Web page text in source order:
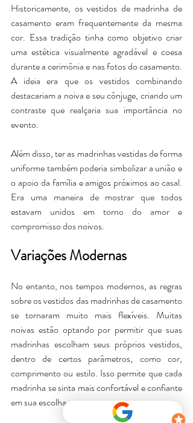
Historicamente, os vestidos de madrinha de
casamento eram frequentemente da mesma
cor. Essa tradição tinha como objetivo criar
uma estética visualmente agradável e coesa
durante a cerimônia e nas fotos do casamento.
A ideia era que os vestidos combinando
destacariam a noiva e seu cônjuge, criando um
contraste que realçaria sua importância no
evento.
Além disso, ter as madrinhas vestidas de forma
uniforme também poderia simbolizar a união e
o apoio da família e amigos próximos ao casal.
Era uma maneira de mostrar que todos
estavam unidos em torno do amor e
compromisso dos noivos.
Variações Modernas
No entanto, nos tempos modernos, as regras
sobre os vestidos das madrinhas de casamento
se tornaram muito mais flexíveis. Muitas
noivas estão optando por permitir que suas
madrinhas escolham seus próprios vestidos,
dentro de certos parâmetros, como cor,
comprimento ou estilo. Isso permite que cada
madrinha se sinta mais confortável e confiante
em sua escolha.